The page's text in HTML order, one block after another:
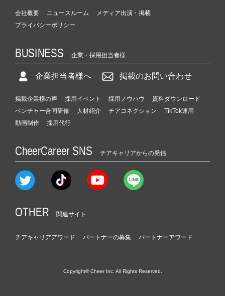
会社概要 ニュースルーム
メディア出演・掲載
プライバシーポリシー
BUSINESS 企業・採用担当者様
企業担当者様へ 掲載のお問い合わせ
掲載企業様の声 採用イベント 採用ノウハウ
資料ダウンロード
ベンチャー合同研修
人材紹介 チアコネクション
TikTok運用
動画制作
採用代行
CheerCareer SNS チアキャリアからの発信
OTHER 関連サイト
チアキャリアアワード パートナーの募集 パートナーアワード
Copyright© Cheer Inc. All Rights Reserved.